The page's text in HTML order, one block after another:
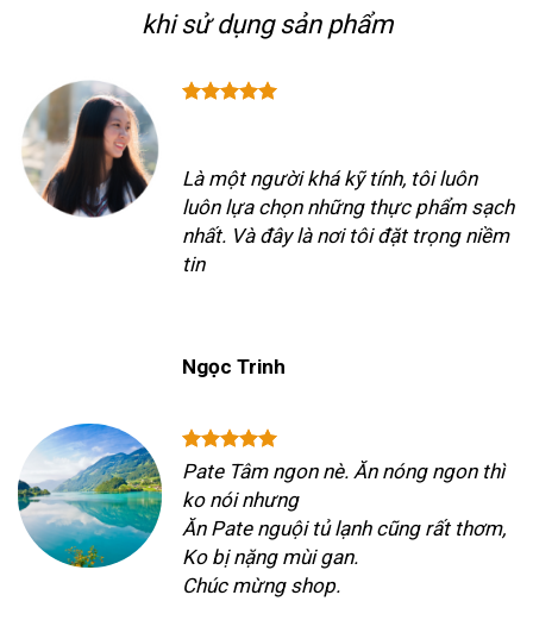
khi sử dụng sản phẩm
Là một người khá kỹ tính, tôi luôn
luôn lựa chọn những thực phẩm sạch
nhất. Và đây là nơi tôi đặt trọng niềm
tin
Ngọc Trinh
Pate Tâm ngon nè. Ăn nóng ngon thì
ko nói nhưng
Ăn Pate nguội tủ lạnh cũng rất thơm,
Ko bị nặng mùi gan.
Chúc mừng shop.